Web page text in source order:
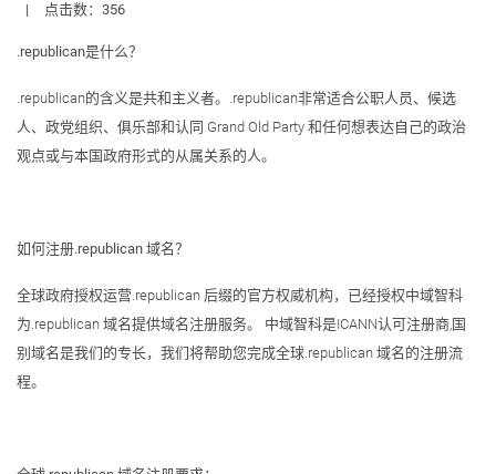
点击数：356
.republican是什么？
.republican的含义是共和主义者。.republican非常适合公职人员、候选
人、政党组织、俱乐部和认同 Grand Old Party 和任何想表达自己的政治
观点或与本国政府形式的从属关系的人。
如何注册.republican 域名？
全球政府授权运营.republican 后缀的官方权威机构，已经授权中域智科
为.republican 域名提供域名注册服务。 中域智科是ICANN认可注册商,国
别域名是我们的专长，我们将帮助您完成全球.republican 域名的注册流
程。